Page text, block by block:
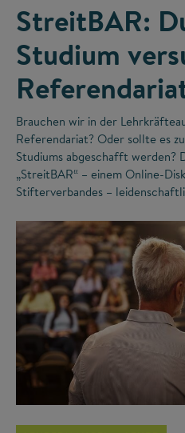
StreitBAR:
Studium
Brauchen wir in der
Referendariat? Oder sollte es
Studiums abgeschafft werden?
„StreitBAR“ – einem Online-
Stifterverbandes –